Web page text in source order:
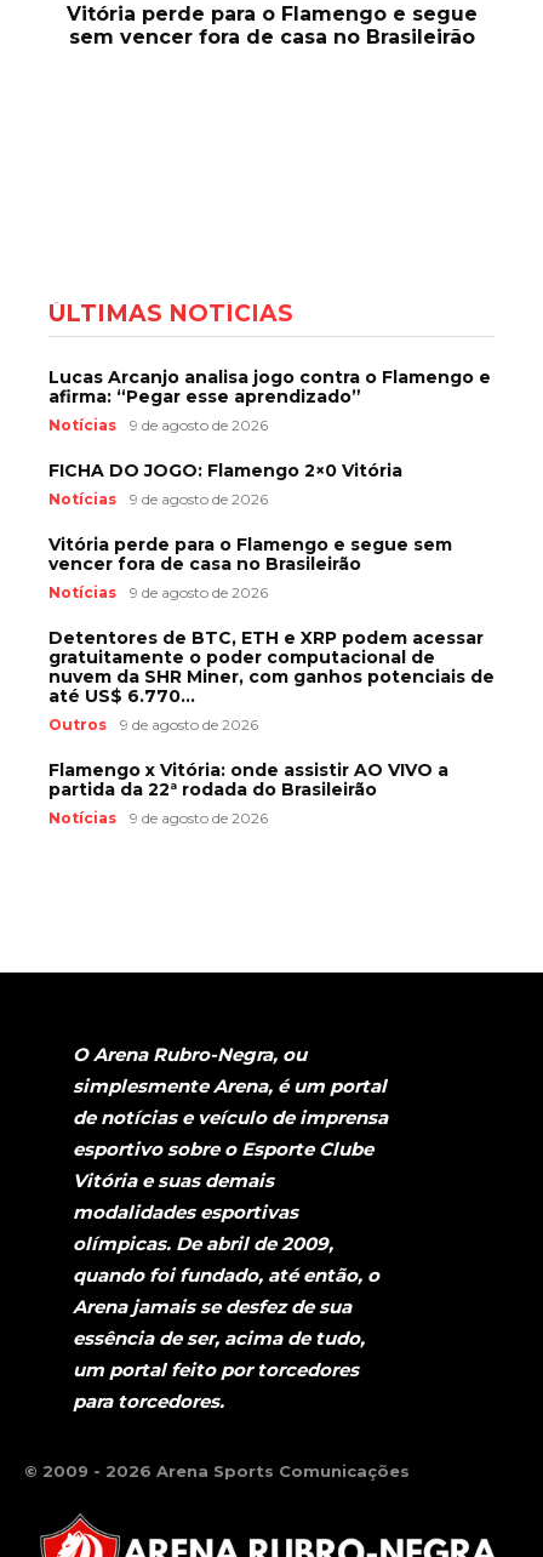
Vitória perde para o Flamengo e segue
sem vencer fora de casa no Brasileirão
ÚLTIMAS NOTÍCIAS
Lucas Arcanjo analisa jogo contra o Flamengo e
afirma: “Pegar esse aprendizado”
Notícias 9 de agosto de 2026
FICHA DO JOGO: Flamengo 2×0 Vitória
Notícias 9 de agosto de 2026
Vitória perde para o Flamengo e segue sem
vencer fora de casa no Brasileirão
Notícias 9 de agosto de 2026
Detentores de BTC, ETH e XRP podem acessar
gratuitamente o poder computacional de
nuvem da SHR Miner, com ganhos potenciais de
até US$ 6.770...
Outros 9 de agosto de 2026
Flamengo x Vitória: onde assistir AO VIVO a
partida da 22ª rodada do Brasileirão
Notícias 9 de agosto de 2026
O Arena Rubro-Negra, ou
simplesmente Arena, é um portal
de notícias e veículo de imprensa
esportivo sobre o Esporte Clube
Vitória e suas demais
modalidades esportivas
olímpicas. De abril de 2009,
quando foi fundado, até então, o
Arena jamais se desfez de sua
essência de ser, acima de tudo,
um portal feito por torcedores
para torcedores.
© 2009 - 2026 Arena Sports Comunicações